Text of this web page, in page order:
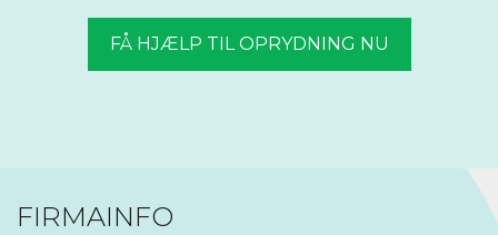
FÅ HJÆLP TIL OPRYDNING NU
FIRMAINFO